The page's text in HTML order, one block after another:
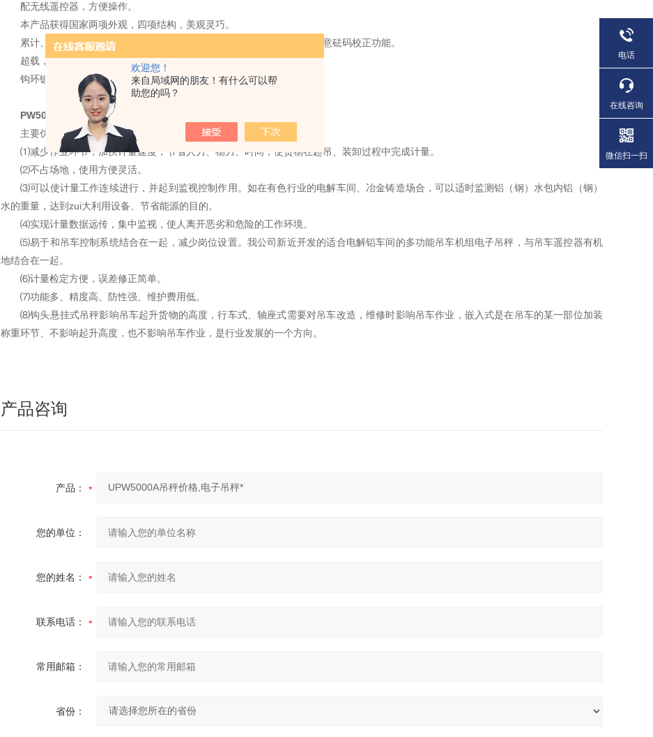
欢迎您！
来自局域网的朋友！有什么可以帮
助您的吗？
配无线遥控器，方便操作。
本产品获得国家两项外观，四项结构，美观灵巧。
累计、自动累计，去皮，远距离去皮，数值保持，显示分度值选择、任意砝码校正功能。
超载，欠载提醒显示，低电压报警，电池容量低于10%时报警。
钩环镀铬处理，光洁防锈。
PW5000A吊秤价格,电子吊秤*
主要优、缺点
⑴减少作业环节，加快计量速度，节省人力、物力、时间，使货物在起吊、装卸过程中完成计量。
⑵不占场地，使用方便灵活。
⑶可以使计量工作连续进行，并起到监视控制作用。如在有色行业的电解车间、冶金铸造场合，可以适时监测铝（钢）水包内铝（钢）
水的重量，达到zui大利用设备、节省能源的目的。
⑷实现计量数据远传，集中监视，使人离开恶劣和危险的工作环境。
⑸易于和吊车控制系统结合在一起，减少岗位设置。我公司新近开发的适合电解铝车间的多功能吊车机组电子吊秤，与吊车遥控器有机
地结合在一起。
⑹计量检定方便，误差修正简单。
⑺功能多、精度高、防性强、维护费用低。
⑻钩头悬挂式吊秤影响吊车起升货物的高度，行车式、轴座式需要对吊车改造，维修时影响吊车作业，嵌入式是在吊车的某一部位加装
称重环节、不影响起升高度，也不影响吊车作业，是行业发展的一个方向。
产品咨询
产品：
您的单位：
您的姓名：
联系电话：
常用邮箱：
省份：
电话
在线咨询
微信扫一扫